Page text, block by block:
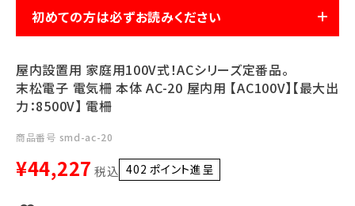
補修部品
ブログ
初めての方は必ずお読みください
屋内設置用 家庭用100V式！ACシリーズ定番品。
末松電子 電気柵 本体 AC-20 屋内用 【AC100V】【最大出
力：8500V】 電柵
商品番号 smd-ac-20
¥44,227 税込 402 ポイント進呈 ]